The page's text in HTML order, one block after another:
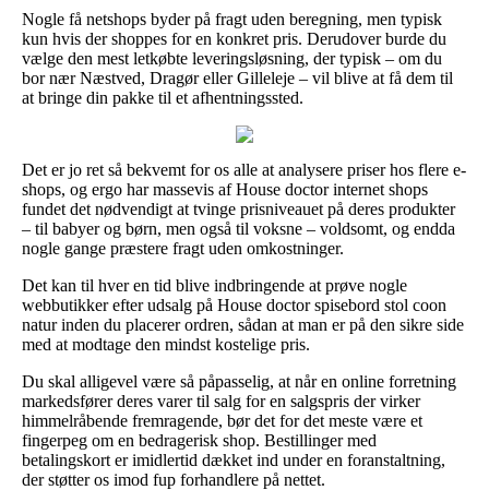
Nogle få netshops byder på fragt uden beregning, men typisk
kun hvis der shoppes for en konkret pris. Derudover burde du
vælge den mest letkøbte leveringsløsning, der typisk – om du
bor nær Næstved, Dragør eller Gilleleje – vil blive at få dem til
at bringe din pakke til et afhentningssted.
Det er jo ret så bekvemt for os alle at analysere priser hos flere e-
shops, og ergo har massevis af House doctor internet shops
fundet det nødvendigt at tvinge prisniveauet på deres produkter
– til babyer og børn, men også til voksne – voldsomt, og endda
nogle gange præstere fragt uden omkostninger.
Det kan til hver en tid blive indbringende at prøve nogle
webbutikker efter udsalg på House doctor spisebord stol coon
natur inden du placerer ordren, sådan at man er på den sikre side
med at modtage den mindst kostelige pris.
Du skal alligevel være så påpasselig, at når en online forretning
markedsfører deres varer til salg for en salgspris der virker
himmelråbende fremragende, bør det for det meste være et
fingerpeg om en bedragerisk shop. Bestillinger med
betalingskort er imidlertid dækket ind under en foranstaltning,
der støtter os imod fup forhandlere på nettet.